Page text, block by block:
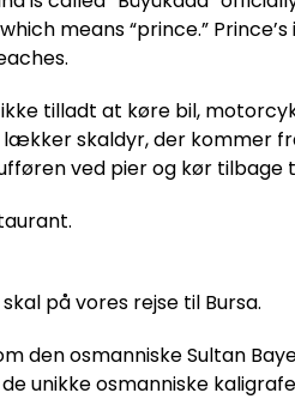
means “prince.”
tilladt at køre bil,
skaldyr, der kommer
ved pier og kør
på vores rejse til Bursa.
den osmanniske Sultan
unikke osmanniske